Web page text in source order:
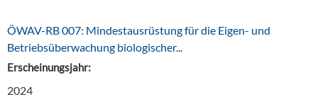
ÖWAV-RB 007: Mindestausrüstung für die Eigen- und
Betriebsüberwachung biologischer...
Erscheinungsjahr:
2024